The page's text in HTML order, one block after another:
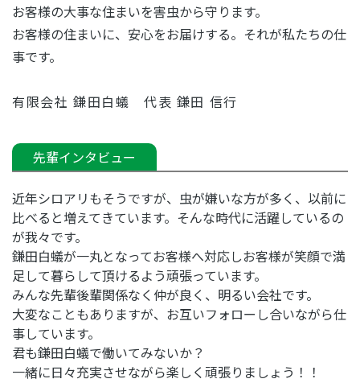
お客様の大事な住まいを害虫から守ります。
お客様の住まいに、安心をお届けする。それが私たちの仕
事です。
有限会社 鎌田白蟻 代表 鎌田 信行
先輩インタビュー
近年シロアリもそうですが、虫が嫌いな方が多く、 以前に
比べると増えてきています。 そんな時代に活躍しているの
が我々です。
鎌田白蟻が一丸となってお客様へ対応しお客様が笑顔で満
足して暮らして頂けるよう頑張っています。
みんな先輩後輩関係なく仲が良く、明るい会社です。
大変なこともありますが、お互いフォローし合いながら仕
事しています。
君も鎌田白蟻で働いてみないか？
一緒に日々充実させながら楽しく頑張りましょう！！